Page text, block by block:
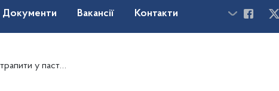
Документи Вакансії Контакти
у пастку шахраїв